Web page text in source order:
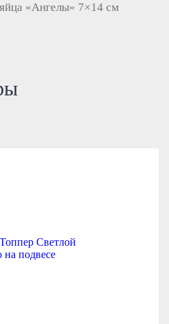
«Ангелы» 7×14 см